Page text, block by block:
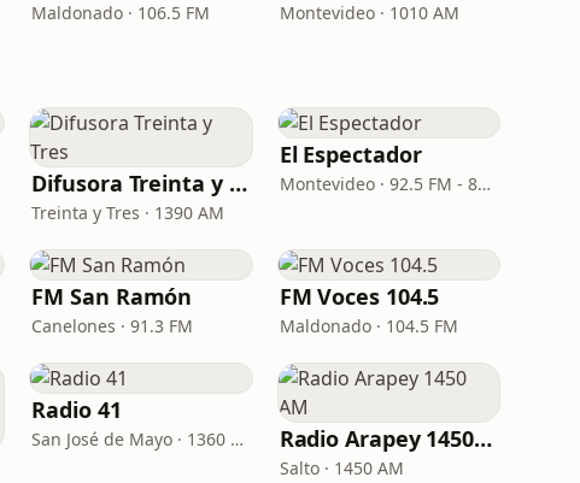
Maldonado · 106.5 FM Montevideo · 1010 AM
Difusora Treinta y Tres
Treinta y Tres · 1390 AM
El Espectador
Montevideo · 92.5 FM - 810 AM
FM San Ramón
Canelones · 91.3 FM
FM Voces 104.5
Maldonado · 104.5 FM
Radio 41
San José de Mayo · 1360 AM Radio Arapey 1450 AM
Salto · 1450 AM